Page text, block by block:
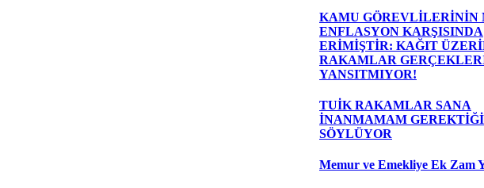
KAMU GÖREVLİLERİNİN
ENFLASYON KARŞISINDA
ERİMİŞTİR: KAĞIT
RAKAMLAR
YANSITMIYOR!
TUİK RAKAMLAR SANA
İNANMAMAM
SÖYLÜYOR
Memur ve Emekliye Ek Zam